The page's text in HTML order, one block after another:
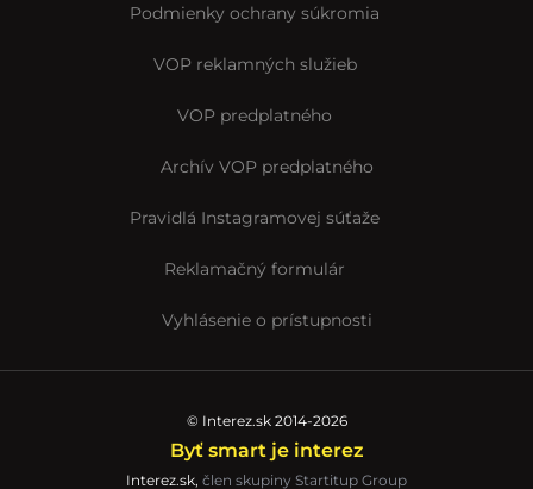
Podmienky ochrany súkromia
VOP reklamných služieb
VOP predplatného
Archív VOP predplatného
Pravidlá Instagramovej súťaže
Reklamačný formulár
Vyhlásenie o prístupnosti
© Interez.sk 2014-2026
Byť smart je interez
Interez.sk, člen skupiny Startitup Group